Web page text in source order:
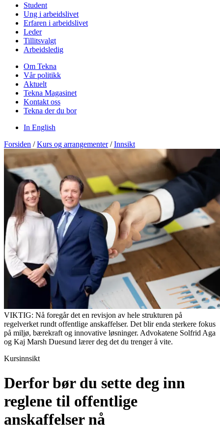
Student
Ung i arbeidslivet
Erfaren i arbeidslivet
Leder
Tillitsvalgt
Arbeidsledig
Om Tekna
Vår politikk
Aktuelt
Tekna Magasinet
Kontakt oss
Tekna der du bor
In English
Forsiden / Kurs og arrangementer / Innsikt
VIKTIG: Nå foregår det en revisjon av hele strukturen på
regelverket rundt offentlige anskaffelser. Det blir enda sterkere fokus
på miljø, bærekraft og innovative løsninger. Advokatene Solfrid Aga
og Kaj Marsh Duesund lærer deg det du trenger å vite.
Kursinnsikt
Derfor bør du sette deg inn
reglene til offentlige
anskaffelser nå